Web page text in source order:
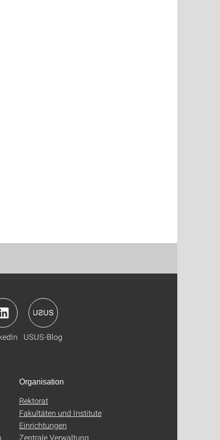
USUS-Blog
Organisation
Rektorat
Fakultäten und Institute
Einrichtungen
Zentrale Verwaltung